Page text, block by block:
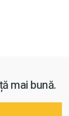
mai bună.